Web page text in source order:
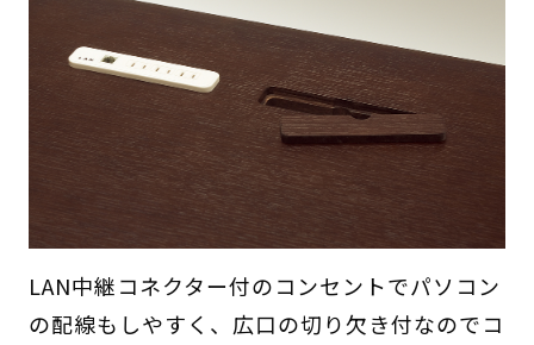
LAN中継コネクター付のコンセントでパソコン
の配線もしやすく、広口の切り欠き付なのでコ